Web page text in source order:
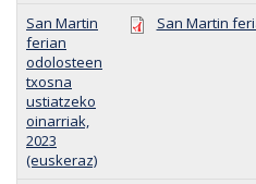
San Martin
ferian
odolosteen
txosna
ustiatzeko
oinarriak,
2023
(euskeraz)
San Martin